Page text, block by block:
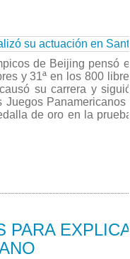
de Beijing pensó
y 31ª en los 800
su carrera y
de oro en la
PARA